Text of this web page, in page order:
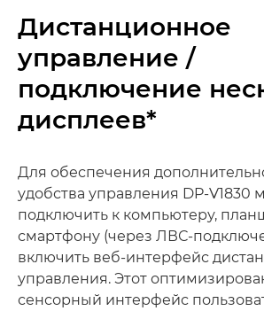
Дистанционное
управление /
подключение
дисплеев*
Для обеспечения
удобства управления DP-V1830
подключить к компьютеру,
смартфону (через ЛВС-
включить веб-интерфейс
управления. Этот
сенсорный интерфейс